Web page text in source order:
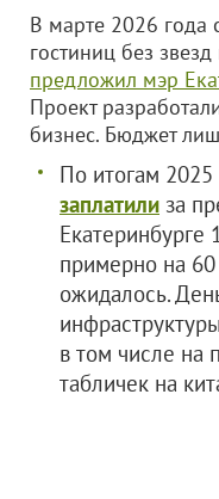
В марте 2026 года
гостиниц без
предложил мэр
Проект
бизнес. Бюджет
По итогам 2025
заплатили за
примерно на
ожидалось.
в том числе на
табличек на